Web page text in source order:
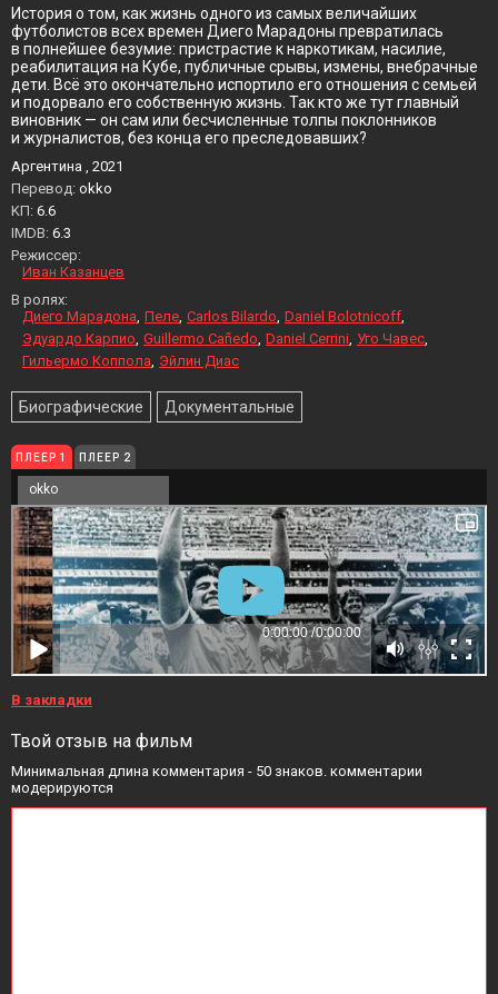
История о том, как жизнь одного из самых величайших
футболистов всех времен Диего Марадоны превратилась
в полнейшее безумие: пристрастие к наркотикам, насилие,
реабилитация на Кубе, публичные срывы, измены, внебрачные
дети. Всё это окончательно испортило его отношения с семьей
и подорвало его собственную жизнь. Так кто же тут главный
виновник — он сам или бесчисленные толпы поклонников
и журналистов, без конца его преследовавших?
Аргентина , 2021
Перевод: okko
KП: 6.6
IMDB: 6.3
Режиссер:
Иван Казанцев
В ролях:
Диего Марадона Пеле Carlos Bilardo Daniel Bolotnicoff
Эдуардо Карпио Guillermo Cañedo Daniel Cerrini Уго Чавес
Гильермо Коппола Эйлин Диас
Биографические Документальные
ПЛЕЕР 1 ПЛЕЕР 2
okko
В закладки
Твой отзыв на фильм
Минимальная длина комментария - 50 знаков. комментарии
модерируются